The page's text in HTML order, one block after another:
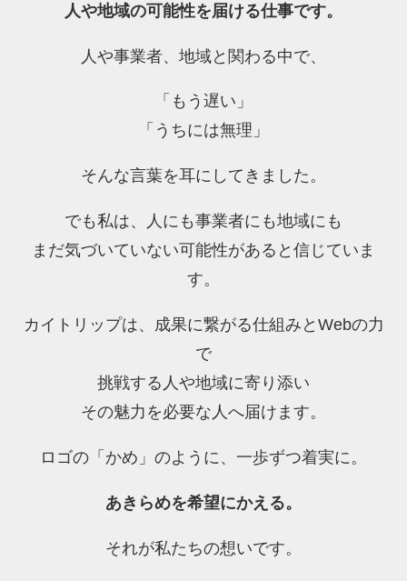
人や地域の可能性を届ける仕事です。
人や事業者、地域と関わる中で、
「もう遅い」
「うちには無理」
そんな言葉を耳にしてきました。
でも私は、人にも事業者にも地域にも
まだ気づいていない可能性があると信じていま
す。
カイトリップは、成果に繋がる仕組みとWebの力
で
挑戦する人や地域に寄り添い
その魅力を必要な人へ届けます。
ロゴの「かめ」のように、一歩ずつ着実に。
あきらめを希望にかえる。
それが私たちの想いです。